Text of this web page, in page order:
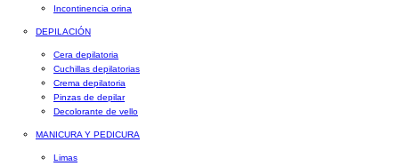
Incontinencia orina
DEPILACIÓN
Cera depilatoria
Cuchillas depilatorias
Crema depilatoria
Pinzas de depilar
Decolorante de vello
MANICURA Y PEDICURA
Limas